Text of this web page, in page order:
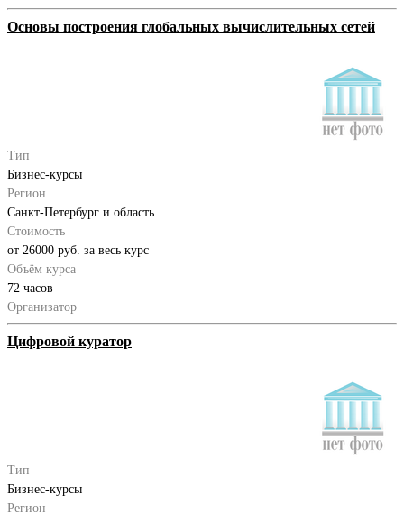
Основы построения глобальных вычислительных сетей
Тип
Бизнес-курсы
Регион
Санкт-Петербург и область
Стоимость
от 26000 руб. за весь курс
Объём курса
72 часов
Организатор
Цифровой куратор
Тип
Бизнес-курсы
Регион